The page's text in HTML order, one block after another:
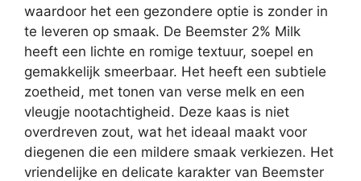
waardoor het een gezondere optie is zonder in
te leveren op smaak. De Beemster 2% Milk
heeft een lichte en romige textuur, soepel en
gemakkelijk smeerbaar. Het heeft een subtiele
zoetheid, met tonen van verse melk en een
vleugje nootachtigheid. Deze kaas is niet
overdreven zout, wat het ideaal maakt voor
diegenen die een mildere smaak verkiezen. Het
vriendelijke en delicate karakter van Beemster